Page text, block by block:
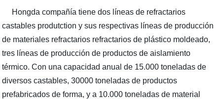
Hongda compañía tiene dos líneas de refractarios
castables produtction y sus respectivas líneas de producción
de materiales refractarios refractarios de plástico moldeado,
tres líneas de producción de productos de aislamiento
térmico. Con una capacidad anual de 15.000 toneladas de
diversos castables, 30000 toneladas de productos
prefabricados de forma, y a 10.000 toneladas de material